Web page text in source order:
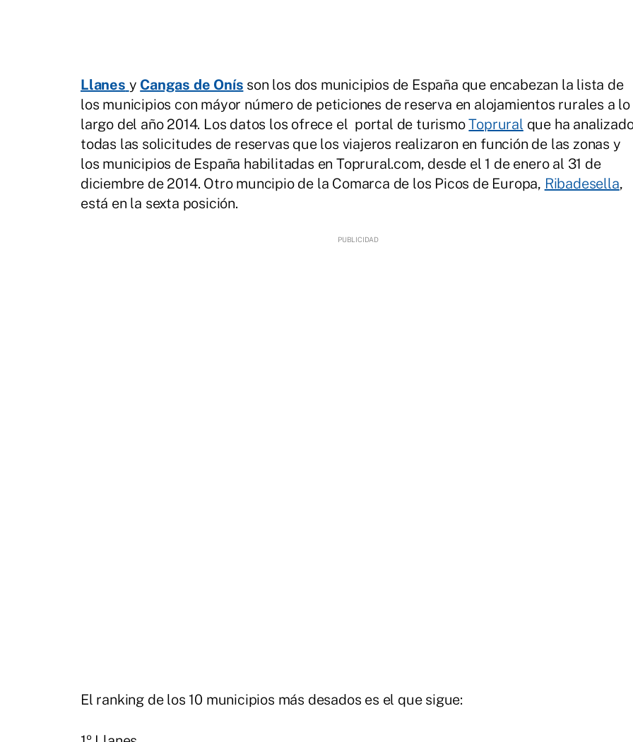
Llanes y Cangas de Onís son los dos municipios de España que encabezan la lista de
los municipios con máyor número de peticiones de reserva en alojamientos rurales a lo
largo del año 2014. Los datos los ofrece el portal de turismoToprural que ha
todas las solicitudes de reservas que los viajeros realizaron en función de las zonas y
los municipios de España habilitadas en Toprural.com, desde el 1 de enero al 31 de
diciembre de 2014. Otro muncipio de la Comarca de los Picos de Europa, Ribadesella,
está en la sexta posición.
El ranking de los 10 municipios más desados es el que sigue: